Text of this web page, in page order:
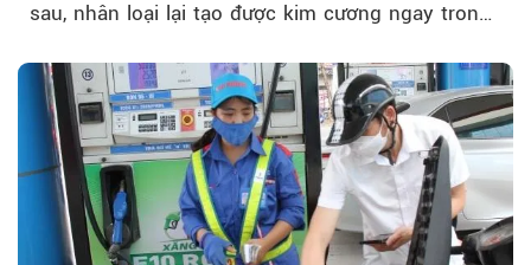
sau, nhân loại lại tạo được kim cương ngay trong